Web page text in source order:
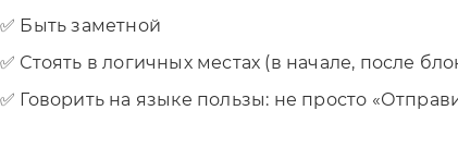
✅ Быть заметной
✅ Стоять в логичных местах (в начале, после
✅ Говорить на языке пользы: не просто